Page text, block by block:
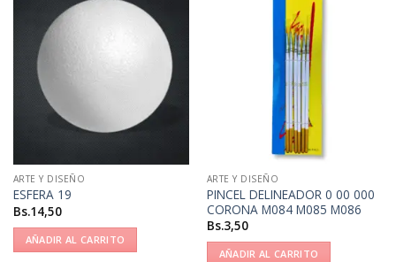
ARTE Y DISEÑO
ESFERA 19
Bs.14,50
AÑADIR AL CARRITO
ARTE Y DISEÑO
PINCEL DELINEADOR 0 00 000
CORONA M084 M085 M086
Bs.3,50
AÑADIR AL CARRITO